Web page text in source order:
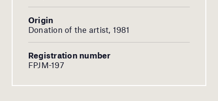
Origin
Donation of the artist, 1981
Registration number
FPJM-197